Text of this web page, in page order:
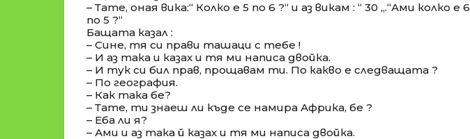
– Тате, оная вика:“ Колко е 5 по 6 ?“ и аз викам : “ 30 „.“Ами колко е 6
по 5 ?“
Бащата казал :
– Сине, тя си прави ташаци с тебе !
– И аз така и казах и тя ми написа двойка.
– И тук си бил прав, прощавам ти. По какво е следващата ?
– По география.
– Как така бе?
– Тате, ти знаеш ли къде се намира Африка, бе ?
– Еба ли я?
– Ами и аз така й казах и тя ми написа двойка.